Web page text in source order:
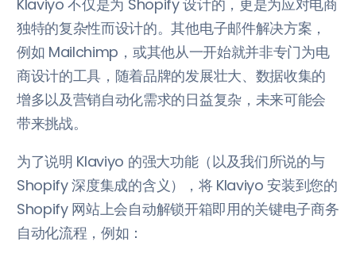
Klaviyo 不仅是为 Shopify 设计的，更是为应对电商
独特的复杂性而设计的。其他电子邮件解决方案，
例如 Mailchimp，或其他从一开始就并非专门为电
商设计的工具，随着品牌的发展壮大、数据收集的
增多以及营销自动化需求的日益复杂，未来可能会
带来挑战。
为了说明 Klaviyo 的强大功能（以及我们所说的与
Shopify 深度集成的含义），将 Klaviyo 安装到您的
Shopify 网站上会自动解锁开箱即用的关键电子商务
自动化流程，例如：